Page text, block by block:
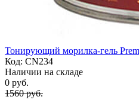
Тонирующий морилка-гель
Код: CN234
Наличии на складе
0 руб.
1560 руб.